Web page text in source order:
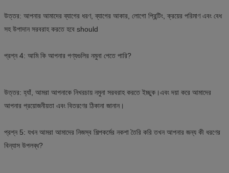
উত্তর: আপনার আমাদের ব্যাগের ধরণ, ব্যাগের আকার, লোগো প্রিন্টিং, ক্রয়ের পরিমাণ এবং বেধ
সহ উপাদান সরবরাহ করতে হবে should
প্রশ্ন 4: আমি কি আপনার পণ্যগুলির নমুনা পেতে পারি?
উত্তর: হ্যাঁ, আমরা আপনাকে নিখরচায় নমুনা সরবরাহ করতে ইচ্ছুক।এবং দয়া করে আমাদের
আপনার প্রয়োজনীয়তা এবং বিতরণের ঠিকানা জানান।
প্রশ্ন 5: যখন আমরা আমাদের নিজস্ব শিল্পকর্মের নকশা তৈরি করি তখন আপনার জন্য কী ধরণের
বিন্যাস উপলব্ধ?